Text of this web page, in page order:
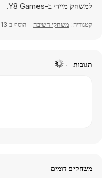
למשחק מיידי ב-Y8 Games.
קטגוריה: משחקי חשיבה הוסף ב 13 מרץ 2007
תגובות
משחקים דומים